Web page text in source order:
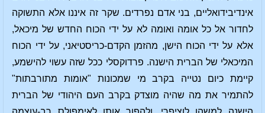
אינדיבידואליים, בני אדם נפרדים. שקר זה איננו אלא התשוקה
לחדור אל כל אומה ואומה לא על ידי הכוח החדש של מיכאל,
אלא על ידי הכוח הישן, מהזמן הקדם-כריסטיאני, על ידי הכוח
המיכאלי של הברית הישנה. פרדוקסלי ככל שזה עשוי להישמע,
קיימת כיום נטייה בקרב מי שמכונות "אומות מתורבתות"
להתמיר את מה שהיה מוצדק בקרב העם היהודי של הברית